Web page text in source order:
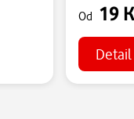
Od 19
Detail